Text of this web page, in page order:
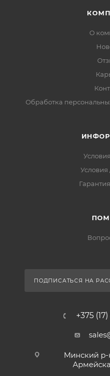
О
Обработка
Условия
ПОДПИСАТЬСЯ НА
+375
Минский р-